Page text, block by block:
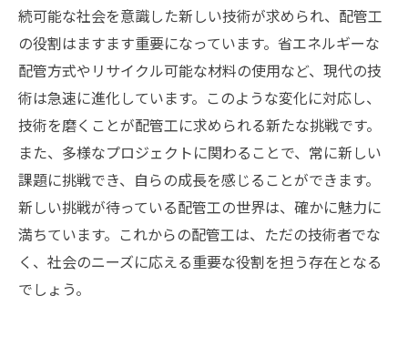
続可能な社会を意識した新しい技術が求められ、配管工
の役割はますます重要になっています。省エネルギーな
配管方式やリサイクル可能な材料の使用など、現代の技
術は急速に進化しています。このような変化に対応し、
技術を磨くことが配管工に求められる新たな挑戦です。
また、多様なプロジェクトに関わることで、常に新しい
課題に挑戦でき、自らの成長を感じることができます。
新しい挑戦が待っている配管工の世界は、確かに魅力に
満ちています。これからの配管工は、ただの技術者でな
く、社会のニーズに応える重要な役割を担う存在となる
でしょう。